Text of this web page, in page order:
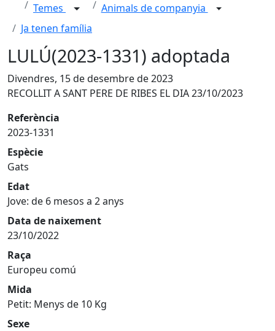
Temes
Animals de companyia
Ja tenen família
LULÚ(2023-1331) adoptada
Divendres, 15 de desembre de 2023
RECOLLIT A SANT PERE DE RIBES EL DIA 23/10/2023
Referència
2023-1331
Espècie
Gats
Edat
Jove: de 6 mesos a 2 anys
Data de naixement
23/10/2022
Raça
Europeu comú
Mida
Petit: Menys de 10 Kg
Sexe